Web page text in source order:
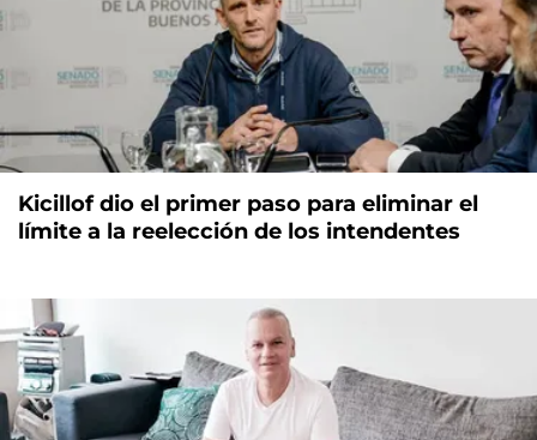
Kicillof dio el primer paso para eliminar el
límite a la reelección de los intendentes